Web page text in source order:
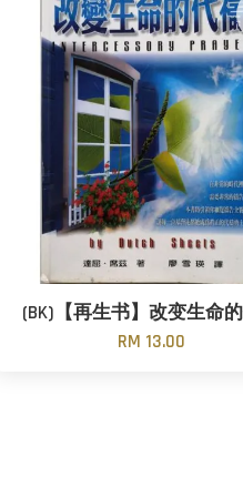
(BK)【再生书】改变生命
RM 13.00